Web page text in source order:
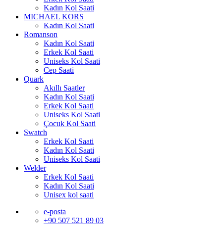
Kadın Kol Saati
MICHAEL KORS
Kadın Kol Saati
Romanson
Kadın Kol Saati
Erkek Kol Saati
Uniseks Kol Saati
Cep Saati
Quark
Akıllı Saatler
Kadın Kol Saati
Erkek Kol Saati
Uniseks Kol Saati
Çocuk Kol Saati
Swatch
Erkek Kol Saati
Kadın Kol Saati
Uniseks Kol Saati
Welder
Erkek Kol Saati
Kadın Kol Saati
Unisex kol saati
e-posta
+90 507 521 89 03